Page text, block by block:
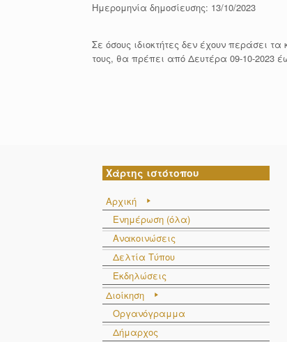
Ημερομηνία δημοσίευσης: 13/10/2023
Σε όσους ιδιοκτήτες δεν έχουν περάσει
τους, θα πρέπει από Δευτέρα 09-10-2023
Χάρτης ιστότοπου
Αρχική
Ενημέρωση (όλα)
Ανακοινώσεις
Δελτία Τύπου
Εκδηλώσεις
Διοίκηση
Οργανόγραμμα
Δήμαρχος